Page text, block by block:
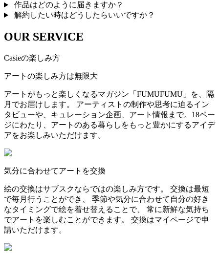
作品はどのように届きますか？
解約したい時はどうしたらいいですか？
OUR SERVICE
Casieの楽しみ方
アートの楽しみ方は無限大
アートがもっと楽しくなるマガジン「FUMUFUMU」を、隔
月でお届けします。 アーティストの制作や思考に迫るイン
タビューや、キュレーション企画、アート情報まで。18ペー
ジにわたり、アートのある暮らしをもっと豊かにするアイデ
アをお楽しみいただけます。
気分に合わせてアートを交換
絵の交換はサブスクならではの楽しみ方です。 交換は最短
で毎月行うことができ、 季節や気分に合わせて自分の好き
なタイミングで絵を着せ替えることで、 常に新鮮な気持ち
でアートを楽しむことができます。 交換はマイページで申
請いただけます。